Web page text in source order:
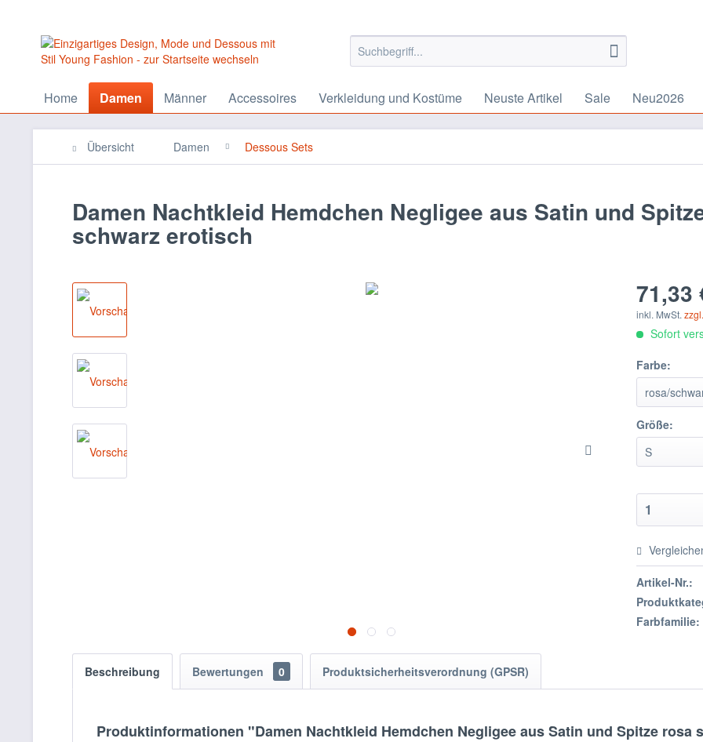
Home Damen Männer Accessoires Verkleidung und Kostüme Neuste Artikel Sale Neu2026
Übersicht Damen Dessous Sets
Damen Nachtkleid Hemdchen Negligee aus Satin und
schwarz erotisch
71,33
inkl. MwSt.
Sofort
Farbe:
Größe:
Artikel-Nr.:
Farbfamilie:
Beschreibung Bewertungen 0 Produktsicherheitsverordnung (GPSR)
Produktinformationen "Damen Nachtkleid Hemdchen Negligee aus Satin und Spitze rosa